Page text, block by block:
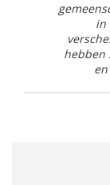
in
hebben